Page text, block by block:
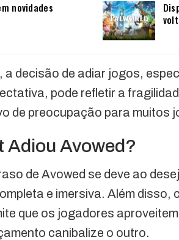
novidades
decisão de adiar jogos,
pode refletir a
de preocupação para muitos
Adiou Avowed?
de Avowed se deve ao
e imersiva. Além
que os jogadores
canibalize o outro.